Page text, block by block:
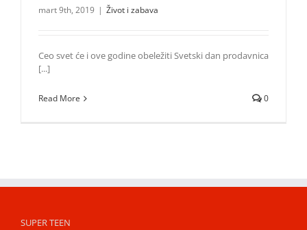
mart 9th, 2019 | Život i zabava
Ceo svet će i ove godine obeležiti Svetski dan prodavnica
[...]
Read More 0
SUPER TEEN